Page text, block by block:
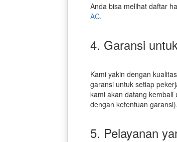
Anda bisa melihat daftar
AC.
4. Garansi
Kami yakin dengan
garansi untuk setiap
kami akan datang
dengan ketentuan garansi).
5. Pelayanan